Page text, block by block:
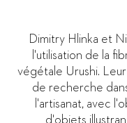
Dimitry Hlinka et
l'utilisation de la
végétale Urushi.
de recherche
l'artisanat, avec
d'objets